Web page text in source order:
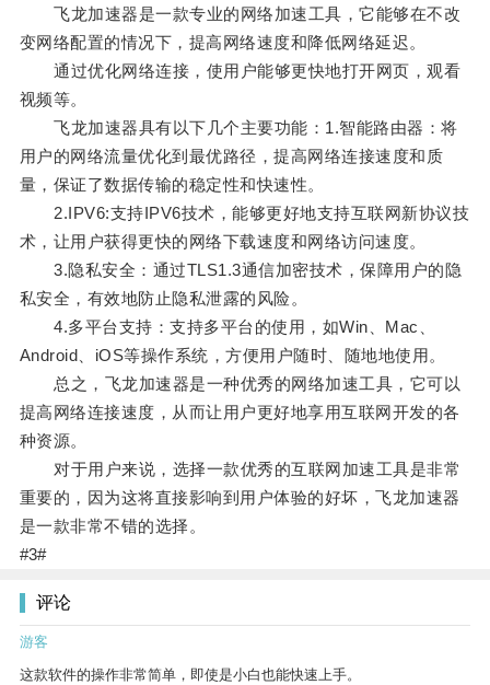
飞龙加速器是一款专业的网络加速工具，它能够在不改
变网络配置的情况下，提高网络速度和降低网络延迟。
通过优化网络连接，使用户能够更快地打开网页，观看
视频等。
飞龙加速器具有以下几个主要功能：1.智能路由器：将
用户的网络流量优化到最优路径，提高网络连接速度和质
量，保证了数据传输的稳定性和快速性。
2.IPV6:支持IPV6技术，能够更好地支持互联网新协议技
术，让用户获得更快的网络下载速度和网络访问速度。
3.隐私安全：通过TLS1.3通信加密技术，保障用户的隐
私安全，有效地防止隐私泄露的风险。
4.多平台支持：支持多平台的使用，如Win、Mac、
Android、iOS等操作系统，方便用户随时、随地地使用。
总之，飞龙加速器是一种优秀的网络加速工具，它可以
提高网络连接速度，从而让用户更好地享用互联网开发的各
种资源。
对于用户来说，选择一款优秀的互联网加速工具是非常
重要的，因为这将直接影响到用户体验的好坏，飞龙加速器
是一款非常不错的选择。
#3#
评论
游客
这款软件的操作非常简单，即使是小白也能快速上手。